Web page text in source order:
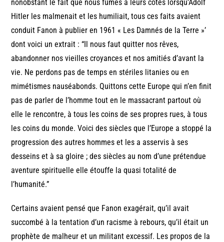
nonobstant le fait que nous fûmes à leurs côtés lorsqu’Adolf
Hitler les malmenait et les humiliait, tous ces faits avaient
conduit Fanon à publier en 1961 « Les Damnés de la Terre »’
dont voici un extrait : “Il nous faut quitter nos rêves,
abandonner nos vieilles croyances et nos amitiés d’avant la
vie. Ne perdons pas de temps en stériles litanies ou en
mimétismes nauséabonds. Quittons cette Europe qui n’en finit
pas de parler de l’homme tout en le massacrant partout où
elle le rencontre, à tous les coins de ses propres rues, à tous
les coins du monde. Voici des siècles que l’Europe a stoppé la
progression des autres hommes et les a asservis à ses
desseins et à sa gloire ; des siècles au nom d’une prétendue
aventure spirituelle elle étouffe la quasi totalité de
l’humanité.”
Certains avaient pensé que Fanon exagérait, qu’il avait
succombé à la tentation d’un racisme à rebours, qu’il était un
prophète de malheur et un militant excessif. Les propos de la